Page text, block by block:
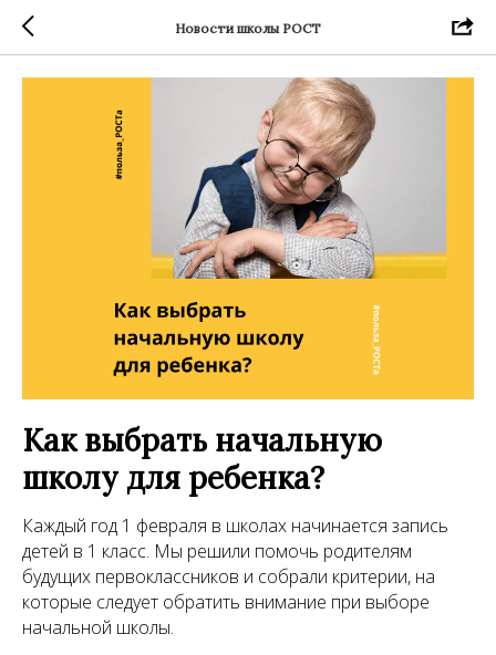
Новости школы РОСТ
Как выбрать начальную
школу для ребенка?
Каждый год 1 февраля в школах начинается запись
детей в 1 класс. Мы решили помочь родителям
будущих первоклассников и собрали критерии, на
которые следует обратить внимание при выборе
начальной школы.